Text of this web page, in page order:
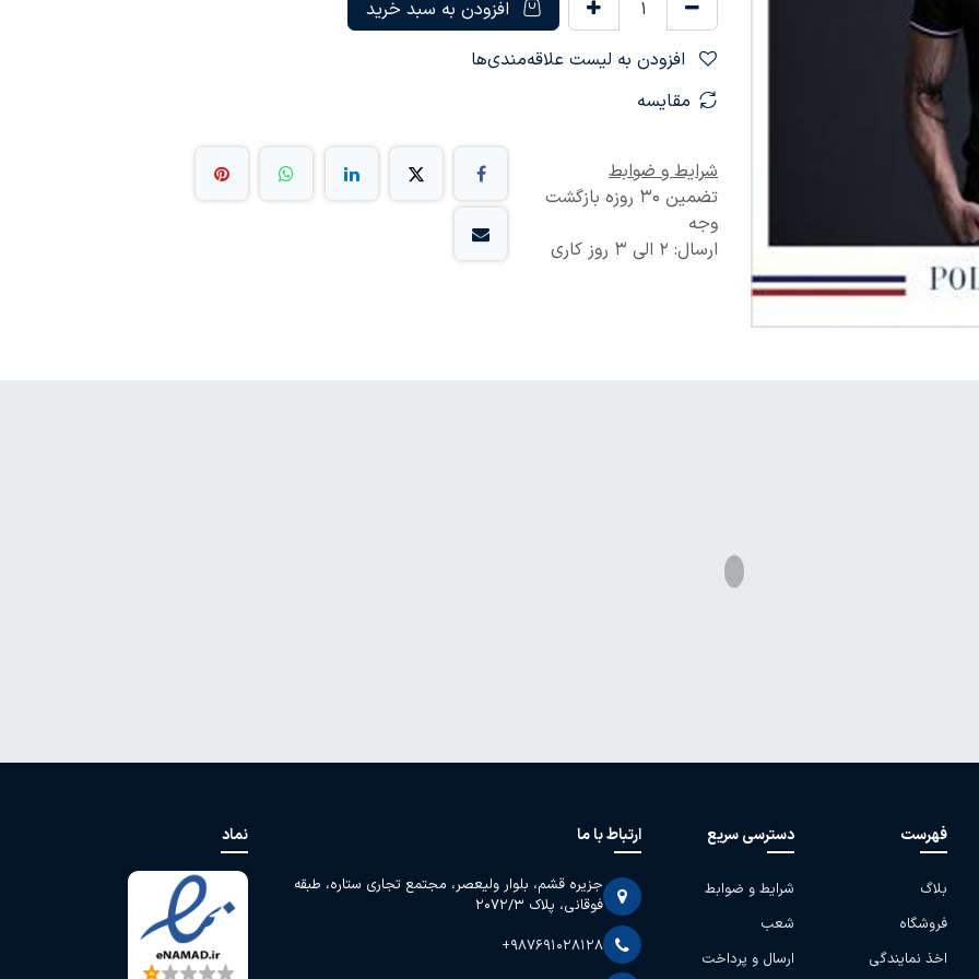
افزودن به سبد خرید
مقایسه
شرایط و ضوابط
تضمین 30 روزه بازگشت
وجه
ارسال: 2 الی 3 روز کاری
فهرست
بلاگ
فروشگاه
اخذ نمایندگی
دسترسی سریع
شرایط و ضوابط
شعب
ارسال و پرداخت
ارتباط با ما
جزیره قشم، بلوار ولیعصر، مجتمع تجاری ستاره، طبقه
فوقانی، پلاک 2072/3
+987691028128
نماد